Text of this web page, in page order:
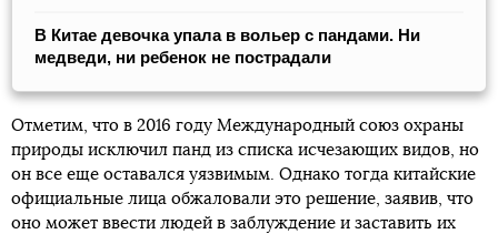
В Китае девочка упала в вольер с пандами. Ни
медведи, ни ребенок не пострадали
Отметим, что в 2016 году Международный союз охраны
природы исключил панд из списка исчезающих видов, но
он все еще оставался уязвимым. Однако тогда китайские
официальные лица обжаловали это решение, заявив, что
оно может ввести людей в заблуждение и заставить их